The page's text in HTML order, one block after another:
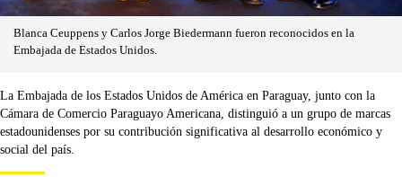
Blanca Ceuppens y Carlos Jorge Biedermann fueron reconocidos en la
Embajada de Estados Unidos.
La Embajada de los Estados Unidos de América en Paraguay, junto con la
Cámara de Comercio Paraguayo Americana, distinguió a un grupo de marcas
estadounidenses por su contribución significativa al desarrollo económico y
social del país.